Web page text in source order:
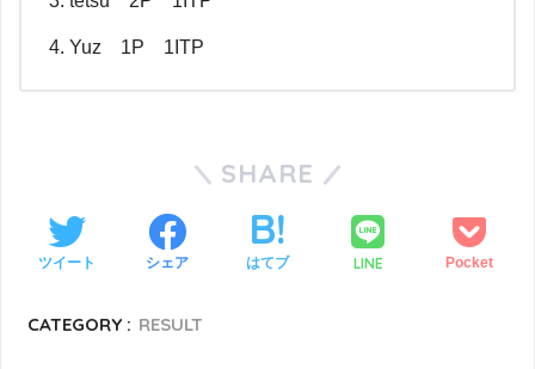
Yuz 1P 1ITP
SHARE
ツイート シェア はてブ LINE Pocket
CATEGORY : RESULT